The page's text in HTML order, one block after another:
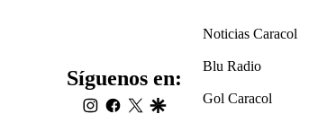
Síguenos en:
instagram
facebook
twittergoogle
Noticias Caracol
Blu Radio
Gol Caracol